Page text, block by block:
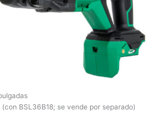
(con BSL36B18; se vende por separado)